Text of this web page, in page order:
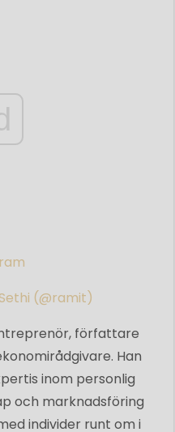
(@ramit)
författare
Han
inom personlig
och marknadsföring
individer runt om i